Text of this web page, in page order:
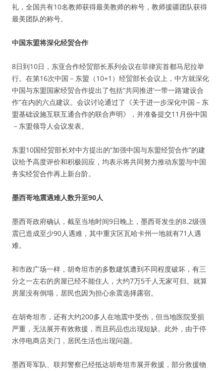
礼，全国共有10名教师获得最美教师的称号，教师援疆团队获得
最美团队的称号。
中国东盟将深化经贸合作
8日到10日，东亚合作经贸部长系列会议在菲律宾首都马尼拉举
行。在第16次中国－东盟（10+1）经贸部长会议上，中方就深化
中国与东盟国家经贸合作提出了包括“共同推进‘一带一路’建设合
作”在内的六点建议。会议讨论通过了《关于进一步深化中国－东
盟基础设施互联互通合作的联合声明》，并准备提交11月份中国
－东盟领导人会议发表。
东盟10国经贸部长对中方提出的“加强中国与东盟经贸合作”的建
议给予高度评价和积极回应，均表示将共同努力推动东盟与中国
务实经贸合作再上新台阶。
墨西哥地震遇难人数升至90人
墨西哥政府确认，截至当地时间9日晚上，墨西哥发生的8.2级强
震已造成至少90人遇难，其中重灾区瓦哈卡州一地就有71人遇
难。
和市政广场一样，胡奇坦市的多数建筑遭到不同程度破坏，有三
分之一左右的房屋已经不能住人，大约7万5千人无家可归。就算
房屋没有倒塌，居民也因为担心余震选择露宿。
在胡奇坦市，还有大约200多人在地震中受伤，但当地医院受损
严重，无法展开有效救援，而且药品也出现短缺。此外，由于停
水停电商店关门，居民生活也出现问题。
墨西哥军队、联邦警察已经抵达胡奇坦市展开救援，部分救援物